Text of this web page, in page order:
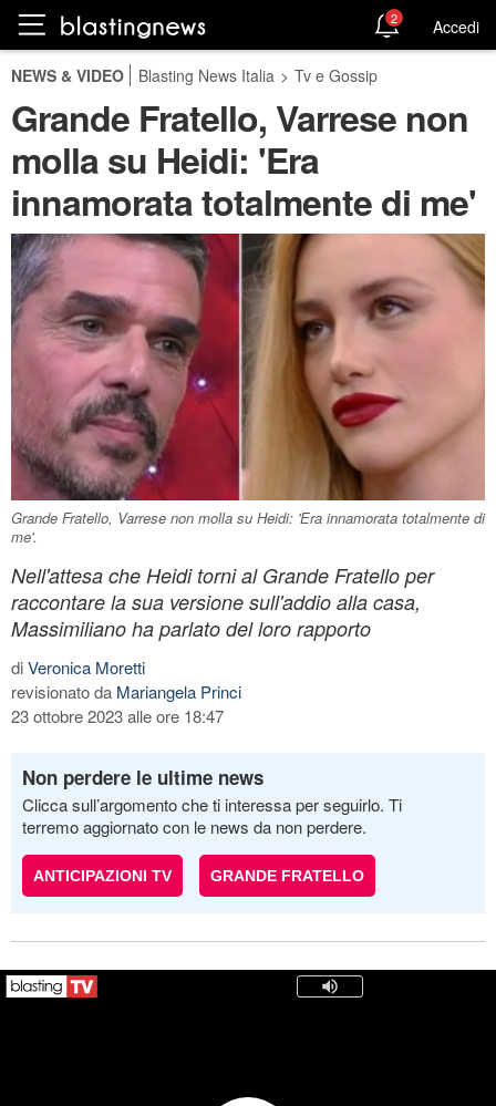
2 Accedi
NEWS & VIDEO Blasting News Italia > Tv e Gossip
Grande Fratello, Varrese non
molla su Heidi: 'Era
innamorata totalmente di me'
Grande Fratello, Varrese non molla su Heidi: 'Era innamorata totalmente di
me'.
Nell'attesa che Heidi torni al Grande Fratello per
raccontare la sua versione sull'addio alla casa,
Massimiliano ha parlato del loro rapporto
diVeronica Moretti
revisionato da Mariangela Princi
23 ottobre 2023 alle ore 18:47
Non perdere le ultime news
Clicca sull’argomento che ti interessa per seguirlo. Ti
terremo aggiornato con le news da non perdere.
ANTICIPAZIONI TV GRANDE FRATELLO